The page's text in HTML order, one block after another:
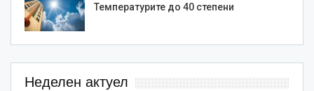
Температурите до 40 степени
Неделен актуел